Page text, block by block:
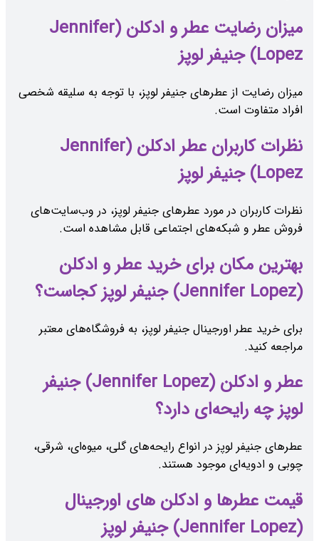
میزان رضایت عطر و ادکلن (Jennifer
Lopez) جنیفر لوپز
میزان رضایت از عطرهای جنیفر لوپز، با توجه به سلیقه شخصی
افراد متفاوت است.
نظرات کاربران عطر ادکلن (Jennifer
Lopez) جنیفر لوپز
نظرات کاربران در مورد عطرهای جنیفر لوپز، در وب‌سایت‌های
فروش عطر و شبکه‌های اجتماعی قابل مشاهده است.
بهترین مکان برای خرید عطر و ادکلن
(Jennifer Lopez) جنیفر لوپز کجاست؟
برای خرید عطر اورجینال جنیفر لوپز، به فروشگاه‌های معتبر
مراجعه کنید.
عطر و ادکلن (Jennifer Lopez) جنیفر
لوپز چه رایحه‌ای دارد؟
عطرهای جنیفر لوپز در انواع رایحه‌های گلی، میوه‌ای، شرقی،
چوبی و ادویه‌ای موجود هستند.
قیمت عطرها و ادکلن های اورجینال
(Jennifer Lopez) جنیفر لوپز